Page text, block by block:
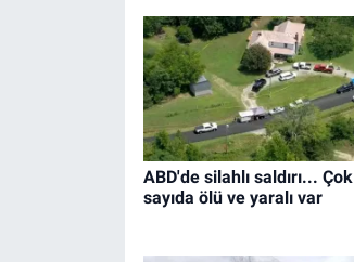
ABD'de silahlı saldırı... Çok
sayıda ölü ve yaralı var